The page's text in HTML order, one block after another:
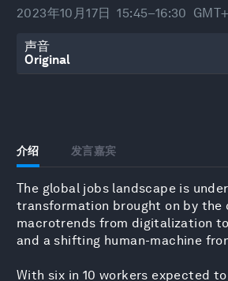
2023年10月17日 15:45–16:30
声音
介绍 发言嘉宾
The global jobs landscape is
transformation brought on by the
macrotrends from digitalization
and a shifting human-machine
With six in 10 workers expected